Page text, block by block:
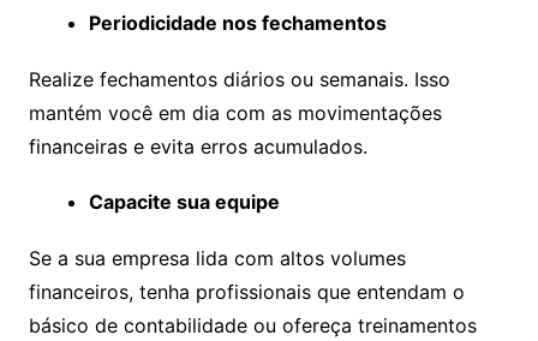
Periodicidade nos fechamentos
Realize fechamentos diários ou semanais. Isso
mantém você em dia com as movimentações
financeiras e evita erros acumulados.
Capacite sua equipe
Se a sua empresa lida com altos volumes
financeiros, tenha profissionais que entendam o
básico de contabilidade ou ofereça treinamentos